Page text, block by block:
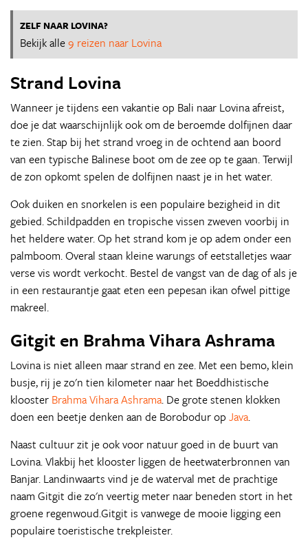
ZELF NAAR LOVINA?
Bekijk alle9 reizen naar Lovina
Strand Lovina
Wanneer je tijdens een vakantie op Bali naar Lovina afreist,
doe je dat waarschijnlijk ook om de beroemde dolfijnen daar
te zien. Stap bij het strand vroeg in de ochtend aan boord
van een typische Balinese boot om de zee op te gaan. Terwijl
de zon opkomt spelen de dolfijnen naast je in het water.
Ook duiken en snorkelen is een populaire bezigheid in dit
gebied. Schildpadden en tropische vissen zweven voorbij in
het heldere water. Op het strand kom je op adem onder een
palmboom. Overal staan kleine warungs of eetstalletjes waar
verse vis wordt verkocht. Bestel de vangst van de dag of als je
in een restaurantje gaat eten een pepesan ikan ofwel pittige
makreel.
Gitgit en Brahma Vihara Ashrama
Lovina is niet alleen maar strand en zee. Met een bemo, klein
busje, rij je zo'n tien kilometer naar het Boeddhistische
klooster Brahma Vihara Ashrama. De grote stenen klokken
doen een beetje denken aan de Borobodur op Java.
Naast cultuur zit je ook voor natuur goed in de buurt van
Lovina. Vlakbij het klooster liggen de heetwaterbronnen van
Banjar. Landinwaarts vind je de waterval met de prachtige
naam Gitgit die zo'n veertig meter naar beneden stort in het
groene regenwoud.Gitgit is vanwege de mooie ligging een
populaire toeristische trekpleister.